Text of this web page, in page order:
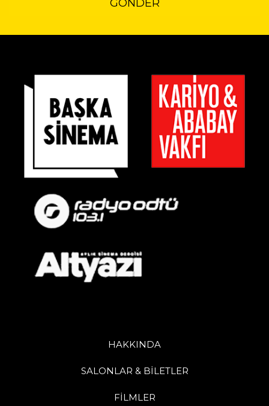
HAKKINDA
SALONLAR & BİLETLER
FİLMLER